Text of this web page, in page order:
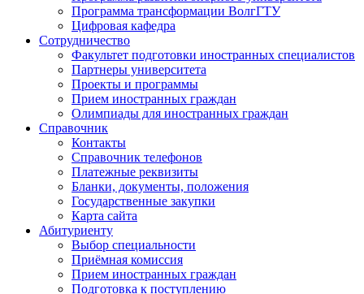
Программа трансформации ВолгГТУ
Цифровая кафедра
Сотрудничество
Факультет подготовки иностранных специалистов
Партнеры университета
Проекты и программы
Прием иностранных граждан
Олимпиады для иностранных граждан
Справочник
Контакты
Справочник телефонов
Платежные реквизиты
Бланки, документы, положения
Государственные закупки
Карта сайта
Абитуриенту
Выбор специальности
Приёмная комиссия
Прием иностранных граждан
Подготовка к поступлению